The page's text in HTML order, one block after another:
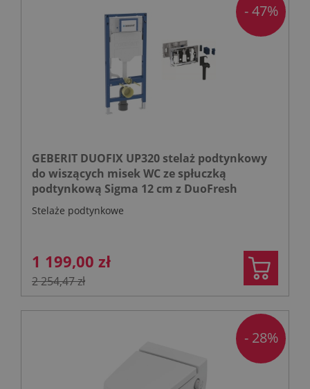
GEBERIT DUOFIX UP320 stelaż podtynkowy
do wiszących misek WC ze spłuczką
podtynkową Sigma 12 cm z DuoFresh
pojemnik na kostki higieniczne - chrom
Stelaże podtynkowe
1 199,00 zł
2 254,47 zł
- 47%
- 28%